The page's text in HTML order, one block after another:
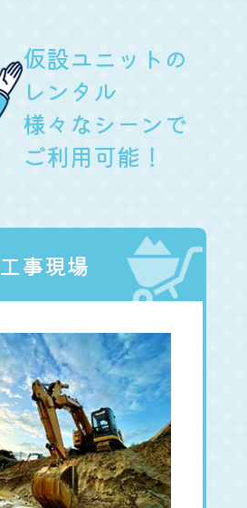
仮設ユニットの
レンタル
様々なシーンで
ご利用可能！
工事現場